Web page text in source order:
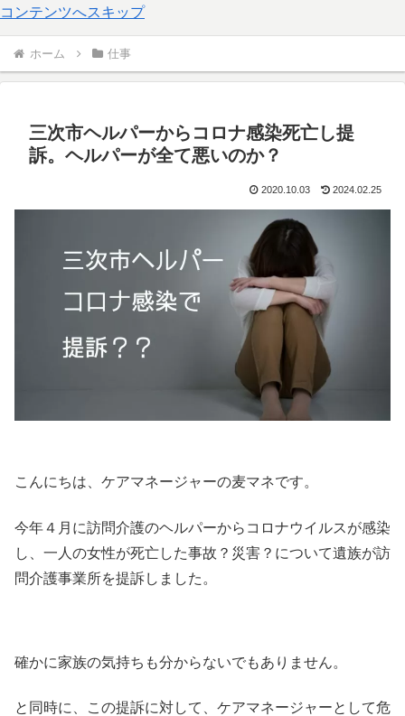
コンテンツへスキップ
ホーム 仕事
三次市ヘルパーからコロナ感染死亡し提
訴。ヘルパーが全て悪いのか？
2020.10.03 2024.02.25
こんにちは、ケアマネージャーの麦マネです。
今年４月に訪問介護のヘルパーからコロナウイルスが感染
し、一人の女性が死亡した事故？災害？について遺族が訪
問介護事業所を提訴しました。
確かに家族の気持ちも分からないでもありません。
と同時に、この提訴に対して、ケアマネージャーとして危